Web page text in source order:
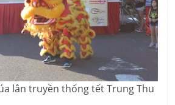
thống tết Trung Thu